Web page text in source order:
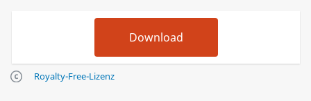
Royalty-Free-Lizenz